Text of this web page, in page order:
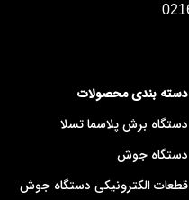
دسته بندی محصولات
دستگاه برش پلاسما تسلا
دستگاه جوش
قطعات الکترونیکی دستگاه جوش